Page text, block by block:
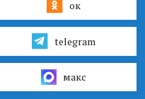
ок
telegram
макс